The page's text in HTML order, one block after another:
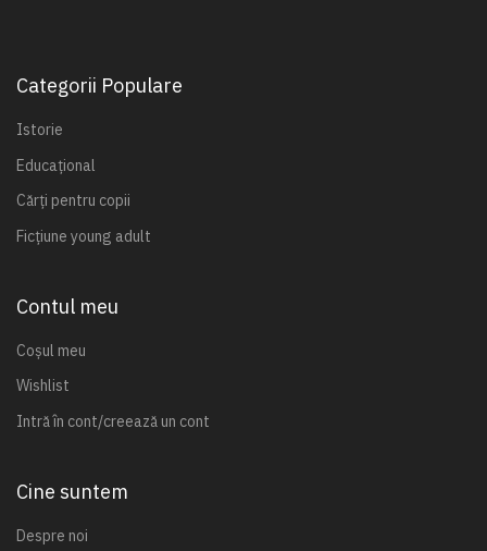
Categorii Populare
Istorie
Educațional
Cărți pentru copii
Ficțiune young adult
Contul meu
Coșul meu
Wishlist
Intră în cont/creează un cont
Cine suntem
Despre noi